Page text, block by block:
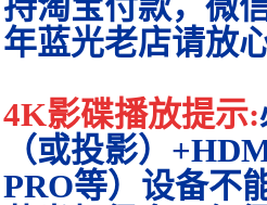
年蓝光老店请放
4K影碟播放提示:
（或投影）
PRO等）设备不